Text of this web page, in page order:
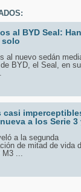
al BYD Seal:
solo
al nuevo sedán
BYD, el Seal, en su
casi
a los Serie 3
a la segunda
de mitad de vida
...